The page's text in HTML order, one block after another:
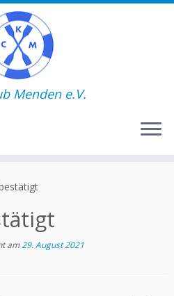
Menden e.V.
am29. August 2021